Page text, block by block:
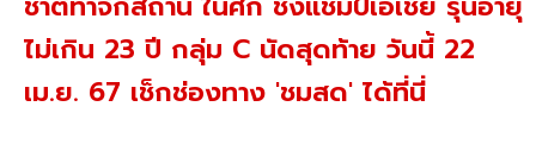
ไม่เกิน 23 ปี กลุ่ม C นัดสุดท้าย วันนี้ 22
เม.ย. 67 เช็กช่องทาง 'ชมสด' ได้ที่นี่